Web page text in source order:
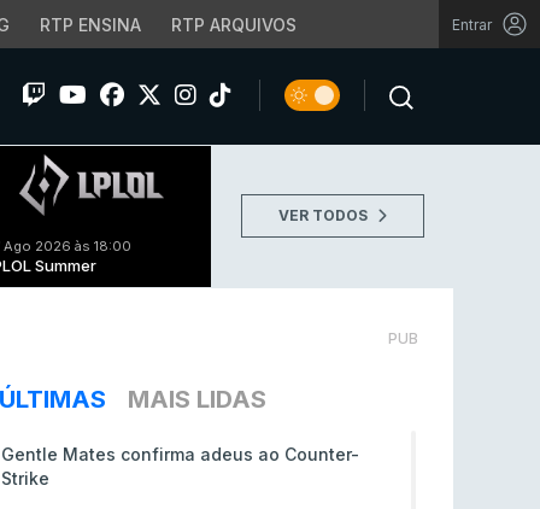
RTP ENSINA RTP ARQUIVOS Entrar
Ago 2026 às 18:00
Summer
VER TODOS
PUB
ÚLTIMAS MAIS LIDAS
Gentle Mates confirma adeus ao Counter-
Strike